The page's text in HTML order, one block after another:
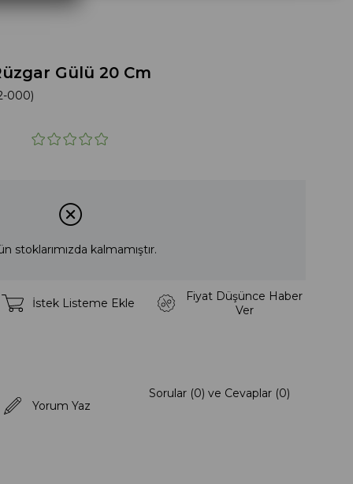
Gülü 20 Cm
000)
stoklarımızda kalmamıştır.
İstek Listeme Ekle
Fiyat Düşünce Haber
Ver
Yorum Yaz
Sorular (0) ve Cevaplar (0)